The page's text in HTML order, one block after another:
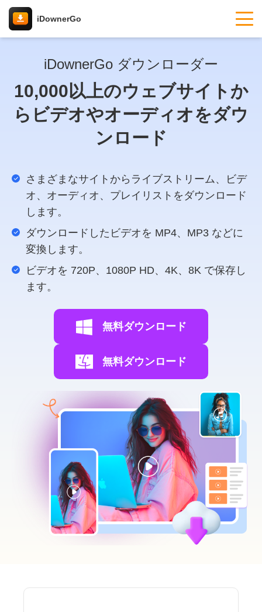
iDownerGo
iDownerGo ダウンローダー
10,000以上のウェブサイトか
らビデオやオーディオをダウ
ンロード
さまざまなサイトからライブストリーム、ビデ
オ、オーディオ、プレイリストをダウンロード
します。
ダウンロードしたビデオを MP4、MP3 などに
変換します。
ビデオを 720P、1080P HD、4K、8K で保存し
ます。
無料ダウンロード
無料ダウンロード